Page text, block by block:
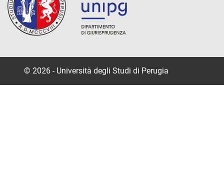
© 2026 - Università degli Studi di Perugia